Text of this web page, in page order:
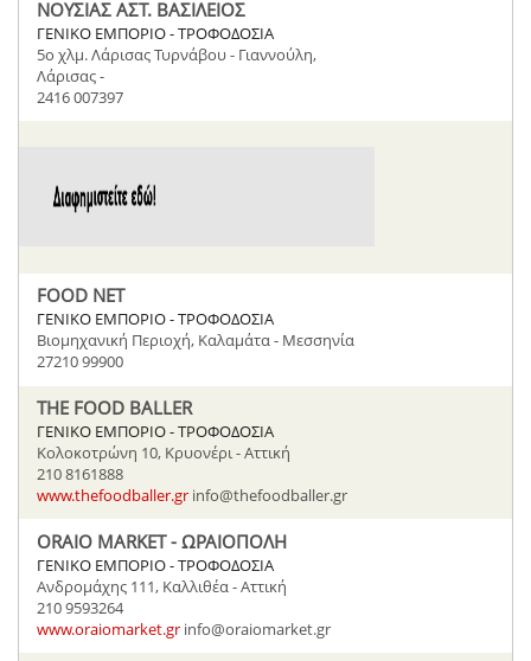
ΝΟΥΣΙΑΣ ΑΣΤ. ΒΑΣΙΛΕΙΟΣ
ΓΕΝΙΚΟ ΕΜΠΟΡΙΟ - ΤΡΟΦΟΔΟΣΙΑ
5o χλμ. Λάρισας Τυρνάβου - Γιαννούλη,
Λάρισας -
2416 007397
FOOD NET
ΓΕΝΙΚΟ ΕΜΠΟΡΙΟ - ΤΡΟΦΟΔΟΣΙΑ
Βιομηχανική Περιοχή, Καλαμάτα - Μεσσηνία
27210 99900
THE FOOD BALLER
ΓΕΝΙΚΟ ΕΜΠΟΡΙΟ - ΤΡΟΦΟΔΟΣΙΑ
Κολοκοτρώνη 10, Κρυονέρι - Αττική
210 8161888
www.thefoodballer.gr info@thefoodballer.gr
ORAIO MARKET - ΩΡΑΙΟΠΟΛΗ
ΓΕΝΙΚΟ ΕΜΠΟΡΙΟ - ΤΡΟΦΟΔΟΣΙΑ
Ανδρομάχης 111, Καλλιθέα - Αττική
210 9593264
www.oraiomarket.gr info@oraiomarket.gr